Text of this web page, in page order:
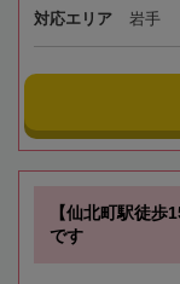
対応エリア 岩手
【仙北町駅徒
です